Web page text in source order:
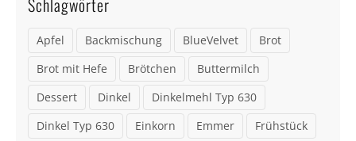
Apfel Backmischung BlueVelvet
Brot
Brot mit Hefe
Brötchen
Buttermilch
Dessert
Dinkel
Dinkelmehl Typ 630
Dinkel Typ 630
Einkorn Emmer
Frühstück